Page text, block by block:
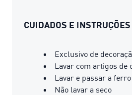
CUIDADOS E INSTRUÇÕES
Exclusivo de
Lavar com artigos de
Lavar e passar a
Não lavar a seco